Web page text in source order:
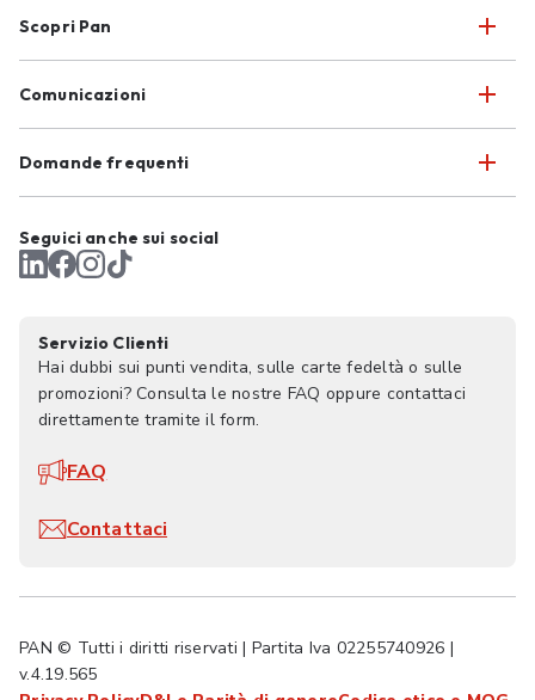
Scopri Pan
Comunicazioni
Domande frequenti
Seguici anche sui social
Servizio Clienti
Hai dubbi sui punti vendita, sulle carte fedeltà o sulle
promozioni? Consulta le nostre FAQ oppure contattaci
direttamente tramite il form.
FAQ
Contattaci
PAN © Tutti i diritti riservati | Partita Iva 02255740926 |
v.4.19.565